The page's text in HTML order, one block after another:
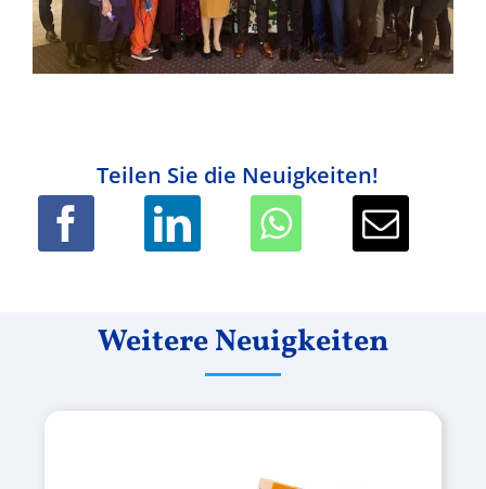
Teilen Sie die Neuigkeiten!
Weitere Neuigkeiten